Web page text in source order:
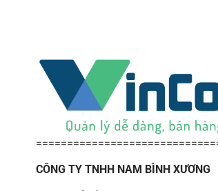
CÔNG TY TNHH NAM BÌNH XƯƠNG